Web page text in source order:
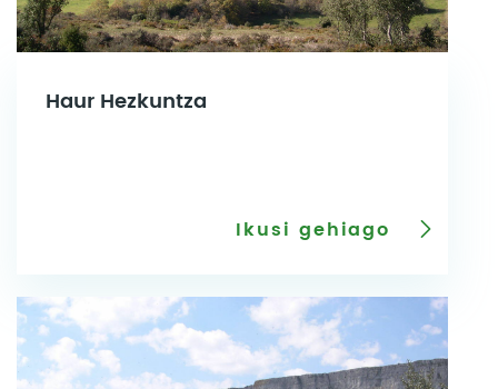
Haur Hezkuntza
Ikusi gehiago